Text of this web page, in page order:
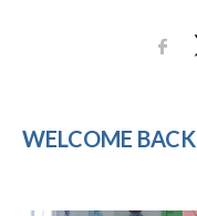
WELCOME BACK